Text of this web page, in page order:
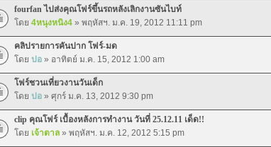
fourfan ไปส่งคุณโฟร์ขึ้นรถหลังเลิกงานซันไบท์
โดย 4หนุงหนิง4 » พฤหัสฯ. ม.ค. 19, 2012 11:11 pm
คลิปรายการคันปาก โฟร์-มด
โดย ปอ » อาทิตย์ ม.ค. 15, 2012 1:00 am
โฟร์ชวนเที่ยวงานวันเด็ก
โดย ปอ » ศุกร์ ม.ค. 13, 2012 9:30 pm
clip คุณโฟร์ เบื้องหลังการทำงาน วันที่ 25.12.11 เด็ด!!
โดย เจ้าตาล » พฤหัสฯ. ม.ค. 12, 2012 5:15 pm